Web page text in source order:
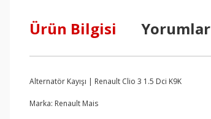
Ürün Bilgisi Yorumlar
Alternatör Kayışı | Renault Clio 3 1.5 Dci K9K
Marka: Renault Mais